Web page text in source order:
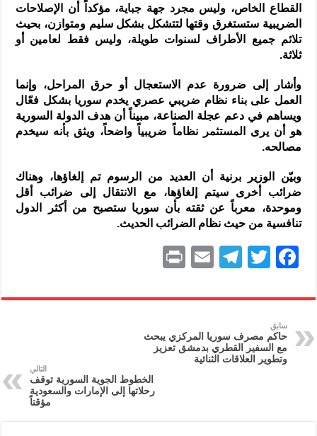
القطاع الخاص، وليس مجرد جهة جباية، مؤكداً أن الإصلاحات
الضريبية ستستغرق وقتها لتتشكل بشكل سليم ومتوازن، بحيث
تلائم جميع الأطراف لسنوات طويلة، وليس فقط لعامين أو
ثلاثة.
وأشار إلى ضرورة عدم الاستعجال أو حرق المراحل، وإنما
العمل على بناء نظام ضريبي عصري يخدم سوريا بشكل فعّال
ويساهم في دعم عجلة الصناعة، مبيناً أن هدف الدولة السورية
هو أن يرى المستثمر نظاماً ضريبياً واضحاً، ويثق بأنه سيخدم
مصالحه.
وبيّن الوزير برنية أن العديد من الرسوم تم إلغاؤها، وهناك
ضرائب أخرى سيتم إلغاؤها، مع الانتقال إلى ضرائب أقل
وموحدة، معرباً عن ثقته بأن سوريا ستصبح من أكثر الدول
تنافسية من حيث نظام الضرائب الحديث.
F
c
e
b
o
T
itt
T
e
gr
a
m
E
ai
nt
سابق
حاكم مصرف سوريا المركزي يبحث
مع السفير القطري بدمشق تعزيز
وتطوير العلاقات الثنائية
التالي
الخطوط الجوية السورية توقف
رحلاتها إلى الإمارات والسعودية
مؤقتاً